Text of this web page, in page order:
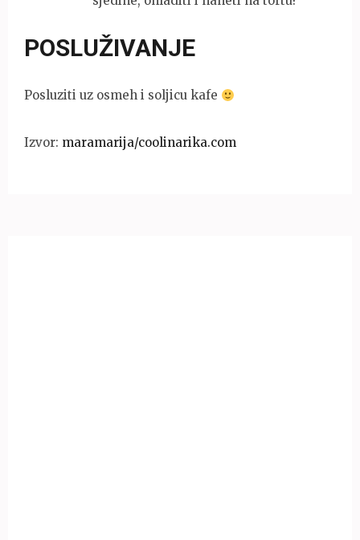
POSLUŽIVANJE
Posluziti uz osmeh i soljicu kafe
Izvor: maramarija/coolinarika.com